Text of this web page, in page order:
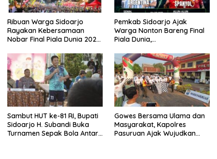
Ribuan Warga Sidoarjo
Rayakan Kebersamaan
Nobar Final Piala Dunia 2026
Forkopimda
Pemkab Sidoarjo Ajak
Warga Nonton Bareng Final
Piala Dunia,
Sambut HUT ke-81 RI, Bupati
Sidoarjo H. Subandi Buka
Turnamen Sepak Bola Antar
Gowes Bersama Ulama dan
Masyarakat, Kapolres
Pasuruan Ajak Wujudkan